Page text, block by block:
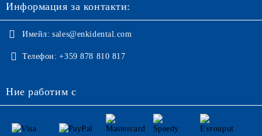
Информация за контакти:
Имейл: sales@enkidental.com
Телефон: +359 878 810 817
Ние работим с